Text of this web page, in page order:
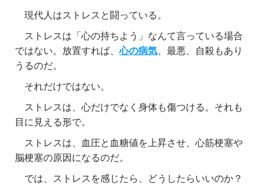
現代人はストレスと闘っている。
ストレスは「心の持ちよう」なんて言っている場合
ではない。放置すれば、心の病気、最悪、自殺もあり
うるのだ。
それだけではない。
ストレスは、心だけでなく身体も傷つける。それも
目に見える形で。
ストレスは、血圧と血糖値を上昇させ、心筋梗塞や
脳梗塞の原因になるのだ。
では、ストレスを感じたら、どうしたらいいのか？